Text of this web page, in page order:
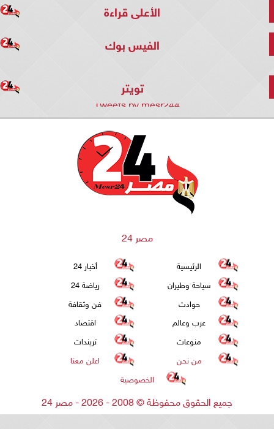
الأعلى قراءة
الفيس بوك
تويتر
Tweets by mesr244
مصر 24
الرئيسية
أخبار 24
سياحة وطيران
رياضة 24
حوادث
فن وثقافة
عرب وعالم
اقتصاد
منوعات
تريندات
من نحن
اعلن معنا
الخصوصية
جميع الحقوق محفوظة©